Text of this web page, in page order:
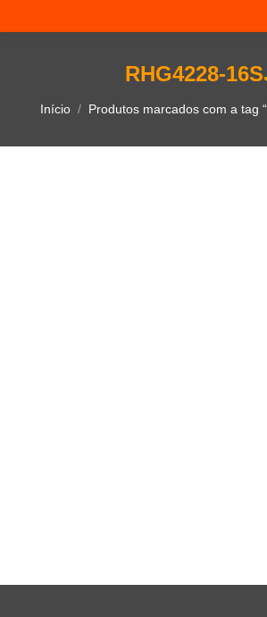
RHG4228-
Você está aqui:
Início Produtos marcados com a tag